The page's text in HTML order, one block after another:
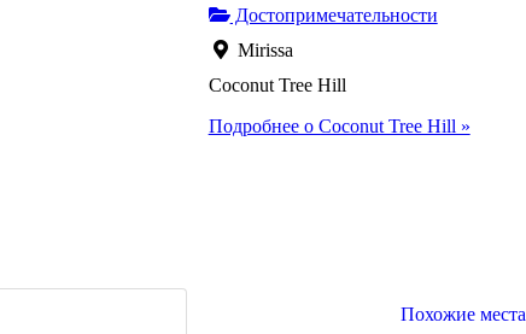
Достопримечательности
Mirissa
Coconut Tree Hill
Подробнее о Coconut Tree Hill »
Похожие места